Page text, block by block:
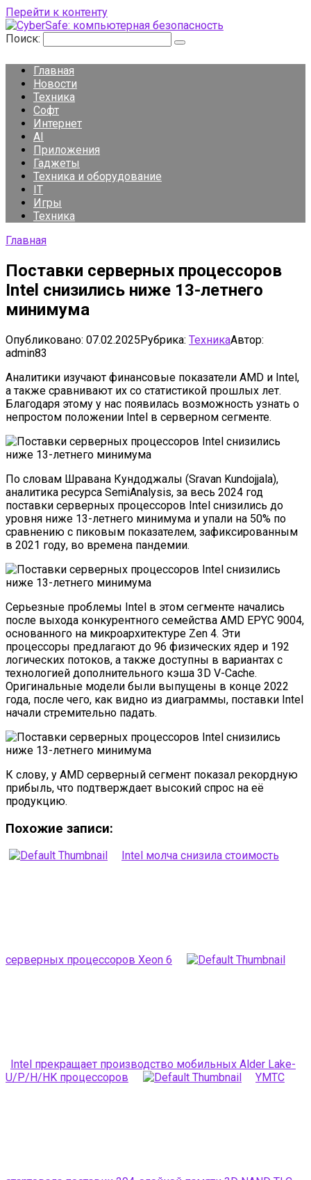
Перейти к контенту
Поиск:
Главная
Новости
Техника
Софт
Интернет
AI
Приложения
Гаджеты
Техника и оборудование
IT
Игры
Техника
Главная
Поставки серверных процессоров
Intel снизились ниже 13-летнего
минимума
Опубликовано: 07.02.2025Рубрика: ТехникаАвтор:
admin83
Аналитики изучают финансовые показатели AMD и Intel,
а также сравнивают их со статистикой прошлых лет.
Благодаря этому у нас появилась возможность узнать о
непростом положении Intel в серверном сегменте.
По словам Шравана Кундоджалы (Sravan Kundojjala),
аналитика ресурса SemiAnalysis, за весь 2024 год
поставки серверных процессоров Intel снизились до
уровня ниже 13-летнего минимума и упали на 50% по
сравнению с пиковым показателем, зафиксированным
в 2021 году, во времена пандемии.
Серьезные проблемы Intel в этом сегменте начались
после выхода конкурентного семейства AMD EPYC 9004,
основанного на микроархитектуре Zen 4. Эти
процессоры предлагают до 96 физических ядер и 192
логических потоков, а также доступны в вариантах с
технологией дополнительного кэша 3D V-Cache.
Оригинальные модели были выпущены в конце 2022
года, после чего, как видно из диаграммы, поставки Intel
начали стремительно падать.
К слову, у AMD серверный сегмент показал рекордную
прибыль, что подтверждает высокий спрос на её
продукцию.
Похожие записи:
Intel молча снизила стоимость
серверных процессоров Xeon 6
Intel прекращает производство мобильных Alder Lake-
U/P/H/HK процессоров
YMTC